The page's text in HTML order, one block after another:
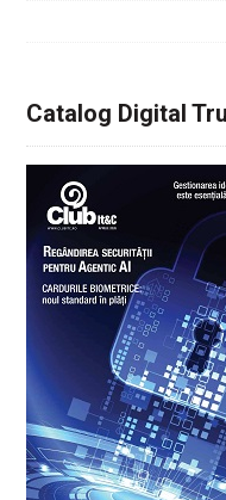
Catalog Digital